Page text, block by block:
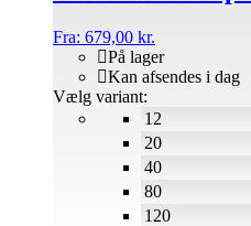
Fra: 679,00 kr.
På lager
Kan afsendes i dag
Vælg variant:
12
20
40
80
120